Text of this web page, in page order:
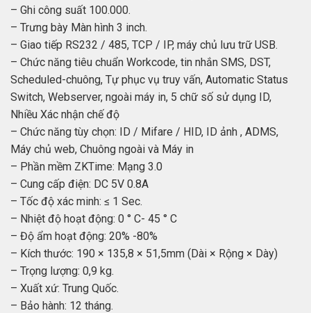
– Ghi công suất 100.000.
– Trưng bày Màn hình 3 inch.
– Giao tiếp RS232 / 485, TCP / IP, máy chủ lưu trữ USB.
– Chức năng tiêu chuẩn Workcode, tin nhắn SMS, DST,
Scheduled-chuông, Tự phục vụ truy vấn, Automatic Status
Switch, Webserver, ngoài máy in, 5 chữ số sử dụng ID,
Nhiều Xác nhận chế độ
– Chức năng tùy chọn: ID / Mifare / HID, ID ảnh , ADMS,
Máy chủ web, Chuông ngoài và Máy in
– Phần mềm ZKTime: Mạng 3.0
– Cung cấp điện: DC 5V 0.8A
– Tốc độ xác minh: ≤ 1 Sec.
– Nhiệt độ hoạt động: 0 ° C- 45 ° C
– Độ ẩm hoạt động: 20% -80%
– Kích thước: 190 × 135,8 × 51,5mm (Dài × Rộng × Dày)
– Trọng lượng: 0,9 kg.
– Xuất xứ: Trung Quốc.
– Bảo hành: 12 tháng.